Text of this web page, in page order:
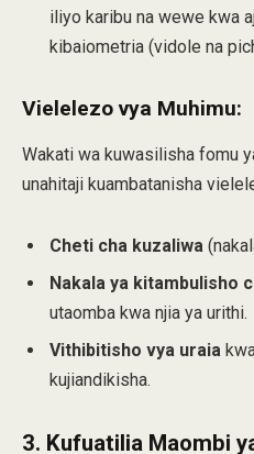
iliyo karibu na wewe kwa
kibaiometria (vidole na
Vielelezo vya Muhimu:
Wakati wa kuwasilisha fomu
unahitaji kuambatanisha
Cheti cha kuzaliwa
Nakala ya kitambulisho
utaomba kwa njia ya urithi.
Vithibitisho vya uraia
kujiandikisha.
3. Kufuatilia Maombi